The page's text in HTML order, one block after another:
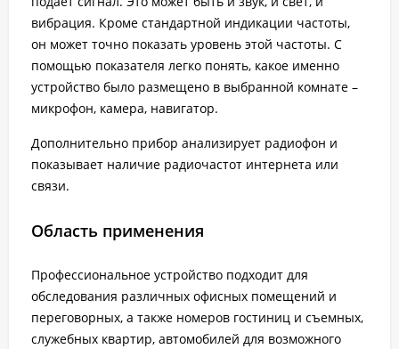
вибрация. Кроме стандартной индикации частоты,
он может точно показать уровень этой частоты. С
помощью показателя легко понять, какое именно
устройство было размещено в выбранной комнате –
микрофон, камера, навигатор.
Дополнительно прибор анализирует радиофон и
показывает наличие радиочастот интернета или
связи.
Область применения
Профессиональное устройство подходит для
обследования различных офисных помещений и
переговорных, а также номеров гостиниц и съемных,
служебных квартир, автомобилей для возможного